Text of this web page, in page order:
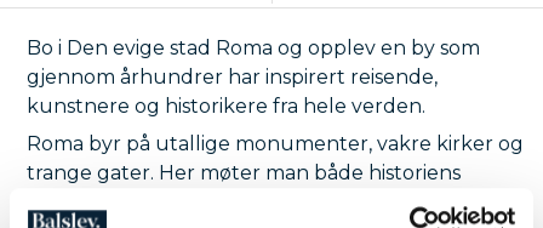
Bo i Den evige stad Roma og opplev en by som
gjennom århundrer har inspirert reisende,
kunstnere og historikere fra hele verden.
Roma byr på utallige monumenter, vakre kirker og
trange gater. Her møter man både historiens
storhet og det levende italienske hverdagslivet på